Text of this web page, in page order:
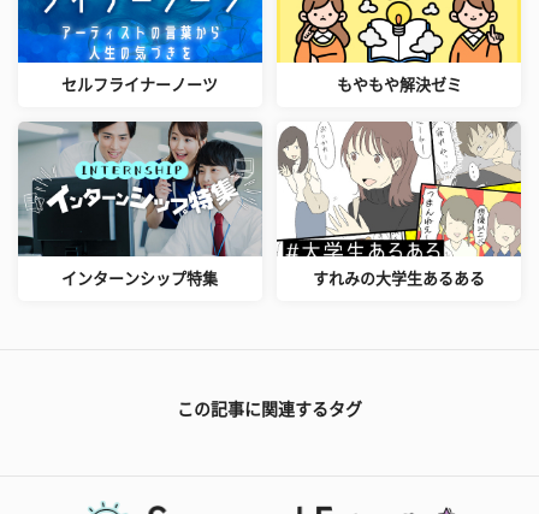
セルフライナーノーツ もやもや解決ゼミ
インターンシップ特集 すれみの大学生あるある
この記事に関連するタグ